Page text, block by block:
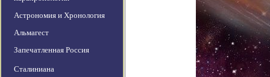
Астрономия и Хронология
Альмагест
Запечатленная Россия
Сталиниана